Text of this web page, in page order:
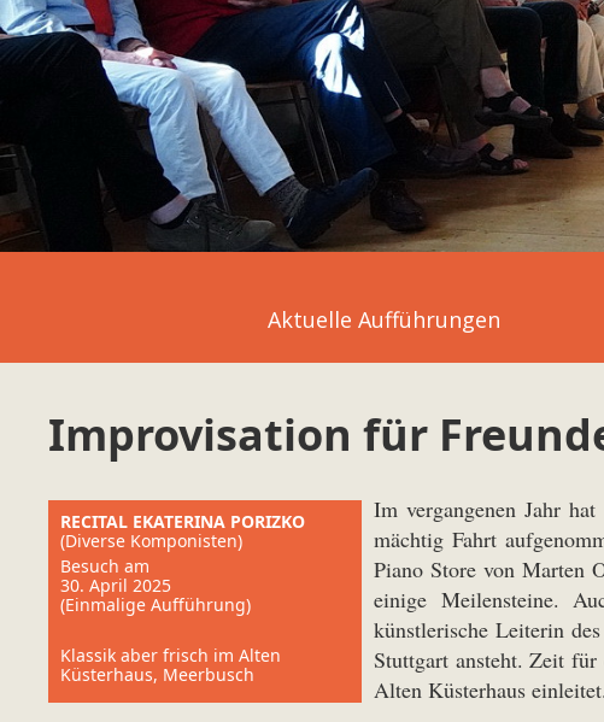
Aktuelle Aufführungen
Improvisation für
RECITAL EKATERINA PORIZKO
(Diverse Komponisten)
Besuch am
30. April 2025
(Einmalige Aufführung)
Klassik aber frisch im Alten
Küsterhaus, Meerbusch
Im vergangenen Jahr hat
mächtig Fahrt
Piano Store von Marten
einige Meilensteine.
künstlerische Leiterin
Stuttgart ansteht. Zeit
Alten Küsterhaus einleitet.